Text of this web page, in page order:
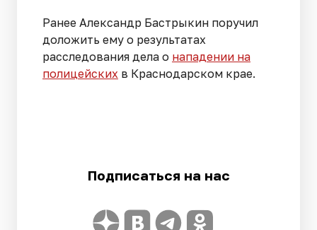
Ранее Александр Бастрыкин поручил
доложить ему о результатах
расследования дела о нападении на
полицейских в Краснодарском крае.
Подписаться на нас